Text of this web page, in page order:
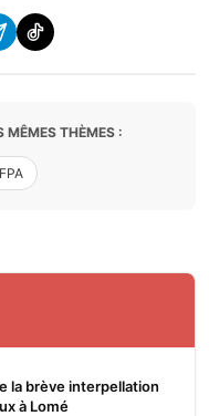
MÊMES THÈMES :
la brève interpellation
à Lomé